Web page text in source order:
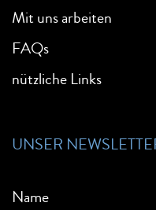
Mit uns arbeiten
FAQs
nützliche Links
UNSER
Name